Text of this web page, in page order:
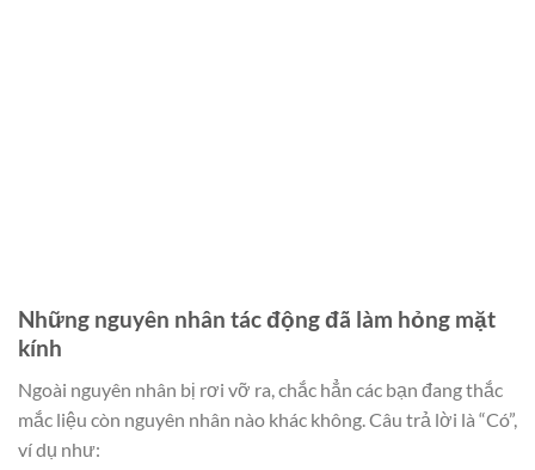
Những nguyên nhân tác động đã làm hỏng mặt
kính
Ngoài nguyên nhân bị rơi vỡ ra, chắc hẳn các bạn đang thắc
mắc liệu còn nguyên nhân nào khác không. Câu trả lời là “Có”,
ví dụ như: